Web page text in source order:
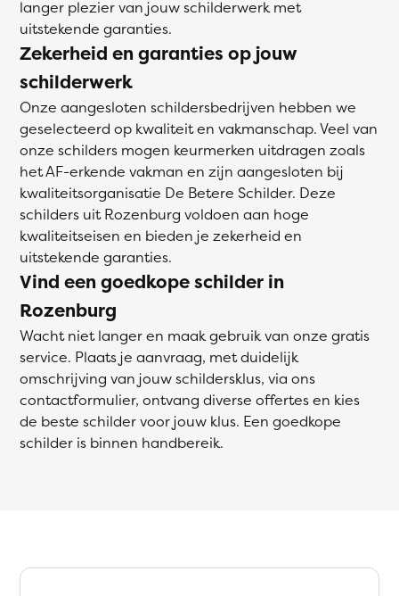
langer plezier van jouw schilderwerk met
uitstekende garanties.
Zekerheid en garanties op jouw
schilderwerk
Onze aangesloten schildersbedrijven hebben we
geselecteerd op kwaliteit en vakmanschap. Veel van
onze schilders mogen keurmerken uitdragen zoals
het AF-erkende vakman en zijn aangesloten bij
kwaliteitsorganisatie De Betere Schilder. Deze
schilders uit Rozenburg voldoen aan hoge
kwaliteitseisen en bieden je zekerheid en
uitstekende garanties.
Vind een goedkope schilder in
Rozenburg
Wacht niet langer en maak gebruik van onze gratis
service. Plaats je aanvraag, met duidelijk
omschrijving van jouw schildersklus, via ons
contactformulier, ontvang diverse offertes en kies
de beste schilder voor jouw klus. Een goedkope
schilder is binnen handbereik.